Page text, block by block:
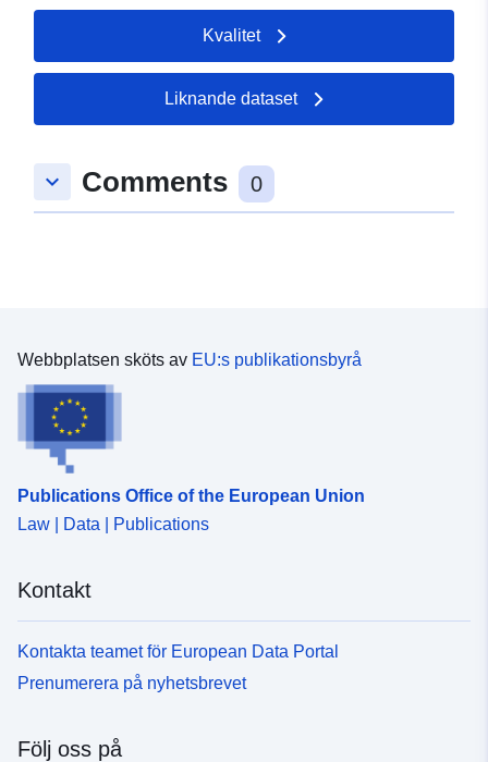
Kvalitet
Liknande dataset
keyboard_arrow_down Comments 0
Webbplatsen sköts av EU:s publikationsbyrå
Publications Office of the European Union
Law | Data | Publications
Kontakt
Kontakta teamet för European Data Portal
Prenumerera på nyhetsbrevet
Följ oss på